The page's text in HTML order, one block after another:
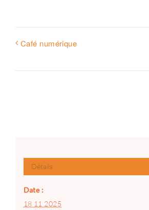
Café numérique
Détails
Date :
18 11 2025